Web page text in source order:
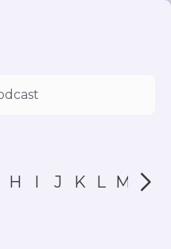
H I J K L M N